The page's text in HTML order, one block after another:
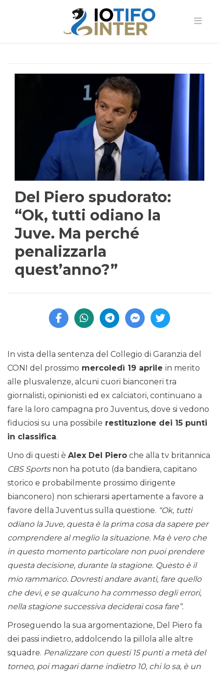
Del Piero spudorato:
“Ok, tutti odiano la
Juve. Ma perché
penalizzarla
quest’anno?”
In vista della sentenza del Collegio di Garanzia del
CONI del prossimo mercoledì 19 aprile in merito
alle plusvalenze, alcuni cuori bianconeri tra
giornalisti, opinionisti ed ex calciatori, continuano a
fare la loro campagna pro Juventus, dove si vedono
fiduciosi su una possibile restituzione dei 15 punti
in classifica.
Uno di questi è Alex Del Piero che alla tv britannica
CBS Sportsnon ha potuto (da bandiera, capitano
storico e probabilmente prossimo dirigente
bianconero) non schierarsi apertamente a favore a
favore della Juventus sulla questione. “Ok, tutti
odiano la Juve, questa è la prima cosa da sapere per
comprendere al meglio la situazione. Ma è vero che
in questo momento particolare non puoi prendere
questa decisione, durante la stagione. Questo è il
mio rammarico. Dovresti andare avanti, fare quello
che devi, e se qualcuno ha commesso degli errori,
nella stagione successiva deciderai cosa fare”.
Proseguendo la sua argomentazione, Del Piero fa
dei passi indietro, addolcendo la pillola alle altre
squadre. Penalizzare con questi 15 punti a metà del
torneo, poi magari darne indietro 10, chi lo sa, è un